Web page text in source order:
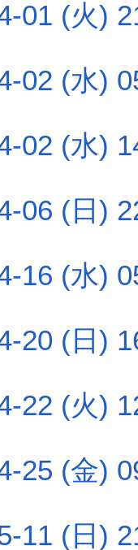
01 (火)
02 (水)
02 (水)
06 (日)
16 (水)
20 (日)
22 (火)
25 (金)
11 (日)